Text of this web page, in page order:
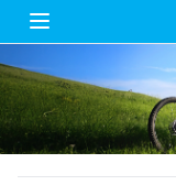
Open main menu